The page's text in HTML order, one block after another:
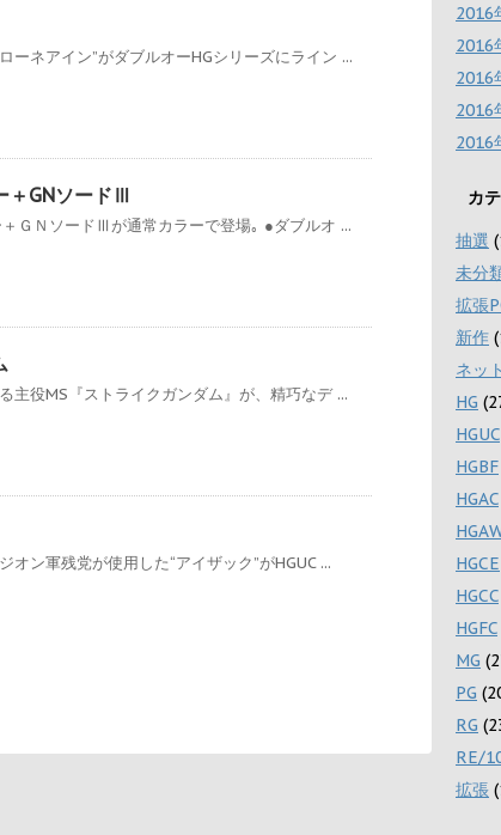
ーネアイン”がダブルオーHGシリーズにライン ...
＋GNソードⅢ
ＧＮソードⅢが通常カラーで登場｡ ●ダブルオ ...
主役MS『ストライクガンダム』が、精巧なデ ...
オン軍残党が使用した“アイザック”がHGUC ...
2016
2016
2016
2016
2016
カ
抽選
未分
拡張
新作
ネッ
HG
HGUC
HGBF
HGAC
HGCE
HGCC
HGFC
MG
PG
RG
RE/
拡張